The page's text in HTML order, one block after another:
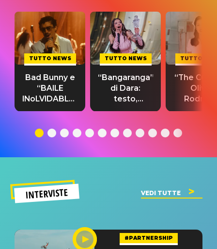
TUTTO NEWS
Bad Bunny e
“BAILE
INoLVIDABLE”:
testo,
significato
TUTTO NEWS
“Bangaranga”
di Dara:
testo,
traduzione e
del singolo
TUTTO
“The
Olivia
testo,
INTERVISTE VEDI TUTTE
#PARTNERSHIP